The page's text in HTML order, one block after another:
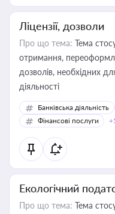
Ліцензії, дозволи
Про що тема: Тема
отримання,
дозволів, необхідних
діяльності
Банківська діяльність
Фінансові послуги
Екологічний
Про що тема: Тема